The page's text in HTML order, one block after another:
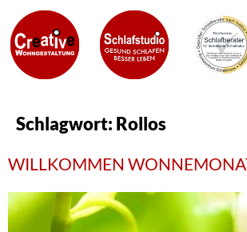
Schlagwort: Rollos
WILLKOMMEN